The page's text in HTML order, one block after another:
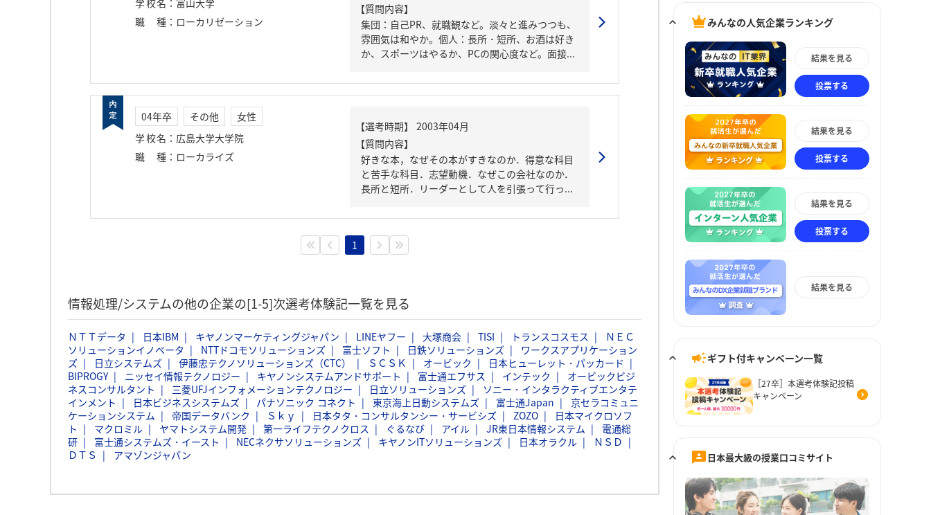
学校名 ： 富山大学
職種 ： ローカリゼーション
【質問内容】
集団：自己PR、就職観など。淡々と進みつつも、
雰囲気は和やか。個人：長所・短所、お酒は好き
か、スポーツはやるか、PCの関心度など。面接...
04年卒 その他
女性
学校名 ： 広島大学大学院
職種 ： ローカライズ
【質問内容】
好きな本，なぜその本がすきなのか．得意な科目
と苦手な科目．志望動機．なぜこの会社なのか．
長所と短所．リーダーとして人を引張って行っ...
1
情報処理/システムの他の企業の[1-5]次選考体験記一覧を見る
ＮＴＴデータ 日本IBM キヤノンマーケティングジャパン LINEヤフー 大塚商会 TISI トランスコスモス
ＮＥＣ
ソリューションイノベータ
NTTドコモソリューションズ 富士ソフト 日鉄ソリューションズ
ワークスアプリケーション
ズ
日立システムズ 伊藤忠テクノソリューションズ（CTC） ＳＣＳＫ オービック
日本ヒューレット・パッカード
BIPROGY
ニッセイ情報テクノロジー キヤノンシステムアンドサポート 富士通エフサス インテック
オービックビジ
ネスコンサルタント
三菱UFJインフォメーションテクノロジー 日立ソリューションズ
ソニー・インタラクティブエンタテ
インメント
日本ビジネスシステムズ パナソニック コネクト 東京海上日動システムズ 富士通Japan
京セラコミュニ
ケーションシステム
帝国データバンク Ｓｋｙ 日本タタ・コンサルタンシー・サービシズ ZOZO
日本マイクロソフ
ト
マクロミル ヤマトシステム開発 第一ライフテクノクロス ぐるなび アイル JR東日本情報システム
電通総
研
富士通システムズ・イースト NECネクサソリューションズ キヤノンITソリューションズ 日本オラクル
ＮＳＤ
ＤＴＳ
アマゾンジャパン
みんなの人気企業ランキング
結果を見る
投票する
結果を見る
投票する
結果を見る
投票する
結果を見る
ギフト付キャンペーン一覧
［27卒］本選考体験記投稿
キャンペーン
日本最大級の授業口コミサイト